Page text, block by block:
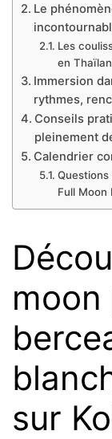
Le
Les
en
Immersion
rythmes,
Conseils
pleinement
Calendrier
Full Moon
sur